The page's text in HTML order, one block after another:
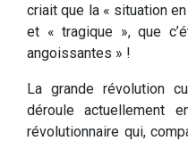
criait que la « situation
et « tragique », que
angoissantes » !
La grande révolution
déroule actuellement
révolutionnaire qui,